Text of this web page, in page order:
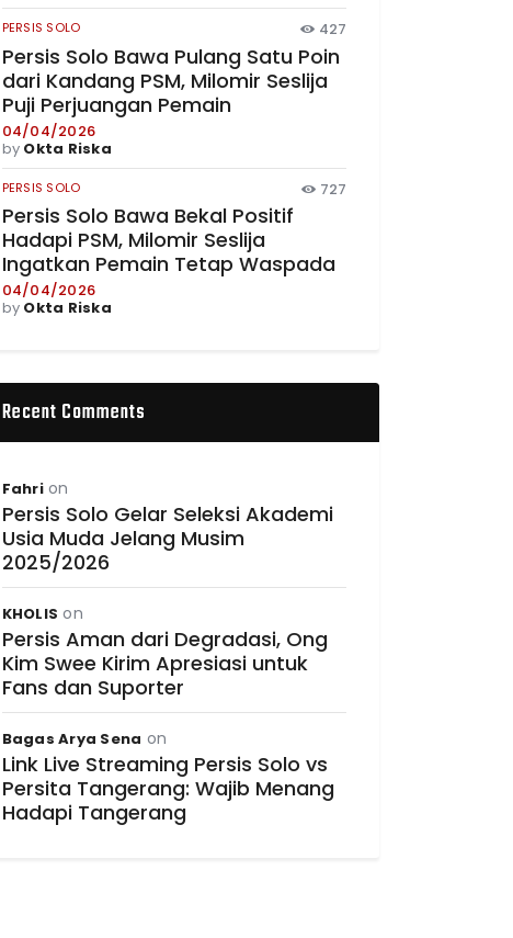
PERSIS SOLO 427
Persis Solo Bawa Pulang Satu Poin
dari Kandang PSM, Milomir Seslija
Puji Perjuangan Pemain
04/04/2026
by Okta Riska
PERSIS SOLO 727
Persis Solo Bawa Bekal Positif
Hadapi PSM, Milomir Seslija
Ingatkan Pemain Tetap Waspada
04/04/2026
by Okta Riska
Recent Comments
Fahrion
Persis Solo Gelar Seleksi Akademi
Usia Muda Jelang Musim
2025/2026
KHOLIS on
Persis Aman dari Degradasi, Ong
Kim Swee Kirim Apresiasi untuk
Fans dan Suporter
Bagas Arya Sena on
Link Live Streaming Persis Solo vs
Persita Tangerang: Wajib Menang
Hadapi Tangerang